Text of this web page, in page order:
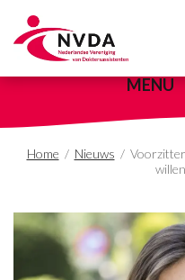
MENU
Home / Nieuws /